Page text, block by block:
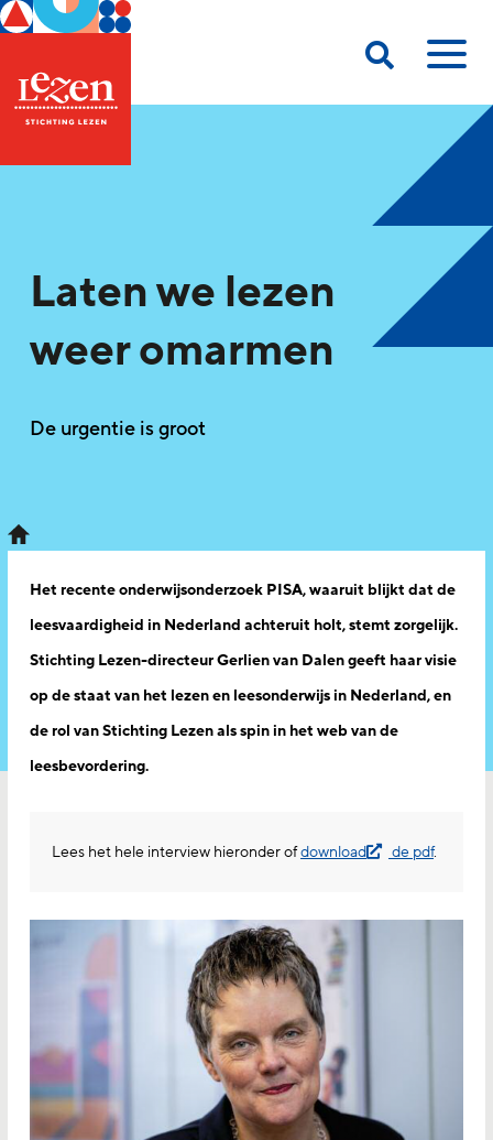
Laten we lezen
weer omarmen
De urgentie is groot
Het recente onderwijsonderzoek PISA, waaruit blijkt dat de
leesvaardigheid in Nederland achteruit holt, stemt zorgelijk.
Stichting Lezen-directeur Gerlien van Dalen geeft haar visie
op de staat van het lezen en leesonderwijs in Nederland, en
de rol van Stichting Lezen als spin in het web van de
leesbevordering.
Lees het hele interview hieronder ofdownload de pdf.